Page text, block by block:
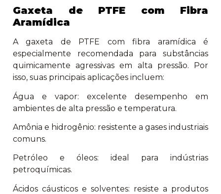
Gaxeta de PTFE com Fibra
Aramídica
A gaxeta de PTFE com fibra aramídica é
especialmente recomendada para substâncias
quimicamente agressivas em alta pressão. Por
isso, suas principais aplicações incluem:
Água e vapor: excelente desempenho em
ambientes de alta pressão e temperatura.
Amônia e hidrogênio: resistente a gases industriais
comuns.
Petróleo e óleos: ideal para indústrias
petroquímicas.
Ácidos cáusticos e solventes: resiste a produtos